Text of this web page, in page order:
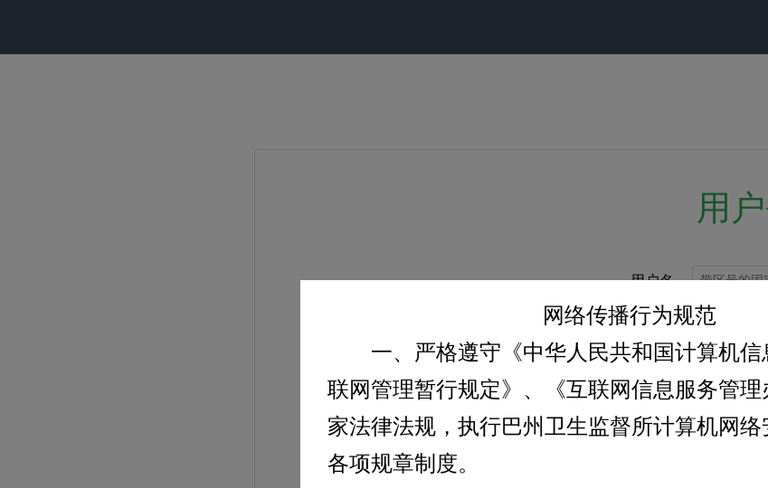
用
用户名
密码
验证码
网络传播行为规范
一、严格遵守《中华人民共和国计算机
联网管理暂行规定》、《互联网信息服务管理
家法律法规，执行巴州卫生监督所计算机网络
各项规章制度。